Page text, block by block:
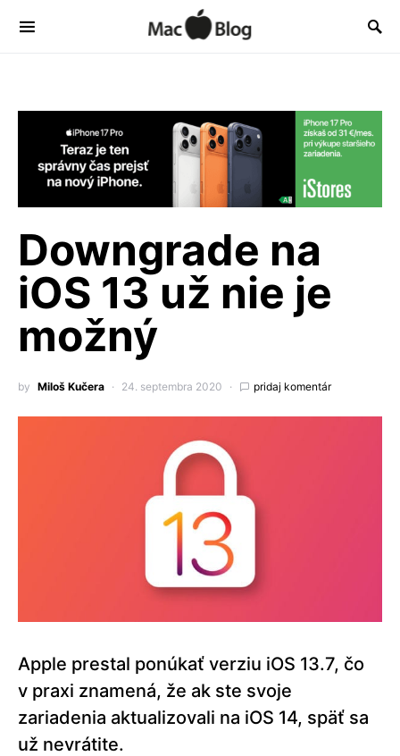
Downgrade na
iOS 13 už nie je
možný
by Miloš Kučera 24. septembra 2020 pridaj komentár
Apple prestal ponúkať verziu iOS 13.7, čo
v praxi znamená, že ak ste svoje
zariadenia aktualizovali na iOS 14, späť sa
už nevrátite.